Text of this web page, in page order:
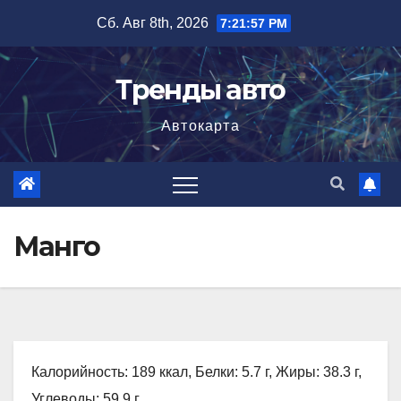
содержимому
Сб. Авг 8th, 2026 7:21:58 PM
Тренды авто
Автокарта
Манго
Калорийность: 189 ккал, Белки: 5.7 г, Жиры: 38.3 г,